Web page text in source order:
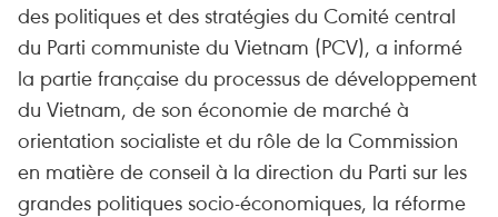
des politiques et des stratégies du Comité central
du Parti communiste du Vietnam (PCV), a informé
la partie française du processus de développement
du Vietnam, de son économie de marché à
orientation socialiste et du rôle de la Commission
en matière de conseil à la direction du Parti sur les
grandes politiques socio-économiques, la réforme